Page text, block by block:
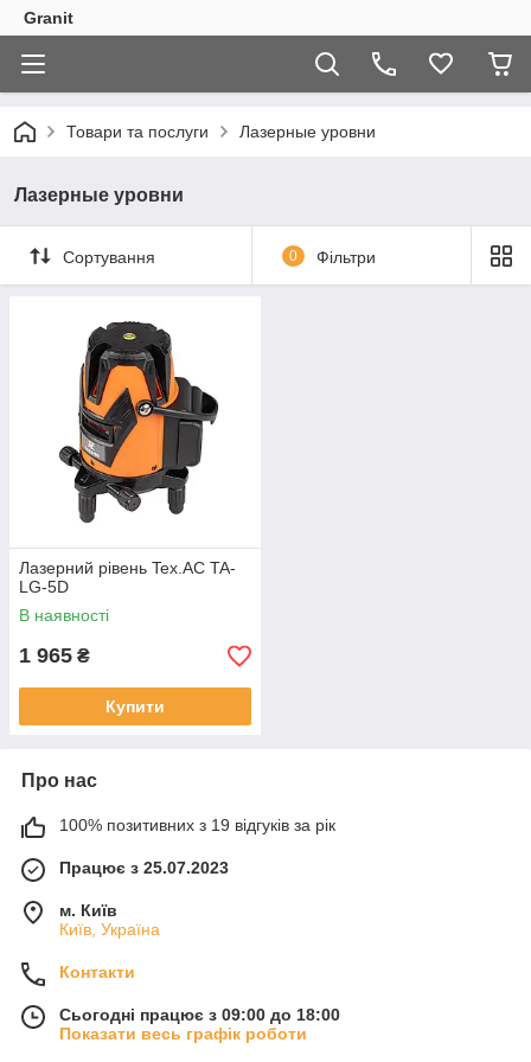
Granit
Товари та послуги Лазерные уровни
Лазерные уровни
Сортування 0 Фільтри
Лазерний рівень Tex.AC TA-
LG-5D
В наявності
1 965 ₴
Купити
Про нас
100% позитивних з 19 відгуків за рік
Працює з 25.07.2023
м. Київ
Київ, Україна
Контакти
Сьогодні працює з 09:00 до 18:00
Показати весь графік роботи